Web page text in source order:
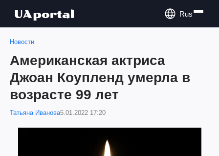
Rus
Новости
Американская актриса
Джоан Коупленд умерла в
возрасте 99 лет
Татьяна Иванова5.01.2022 17:20